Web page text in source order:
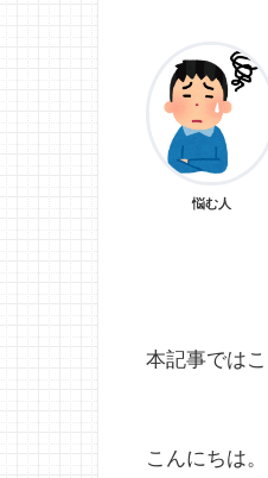
悩む人
本記事では
こんにちは。